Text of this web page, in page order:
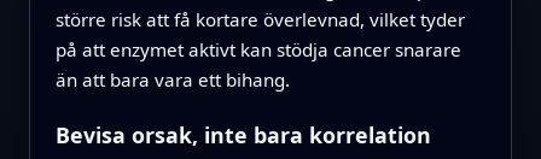
större risk att få kortare överlevnad, vilket tyder
på att enzymet aktivt kan stödja cancer snarare
än att bara vara ett bihang.
Bevisa orsak, inte bara korrelation